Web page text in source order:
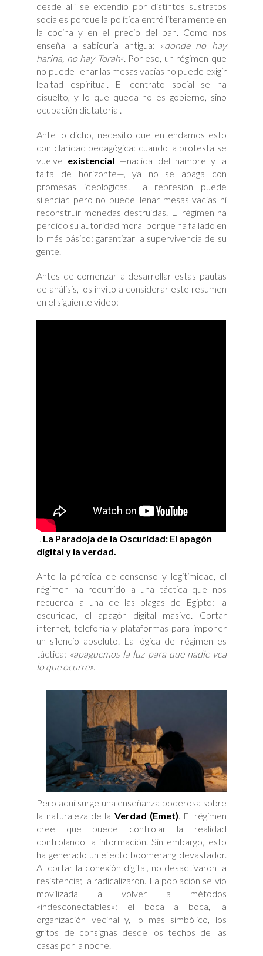
desde allí se extendió por distintos sustratos
sociales porque la política entró literalmente en
la cocina y en el precio del pan. Como nos
enseña la sabiduría antigua: «donde no hay
harina, no hay Torah«. Por eso, un régimen que
no puede llenar las mesas vacías no puede exigir
lealtad espiritual. El contrato social se ha
disuelto, y lo que queda no es gobierno, sino
ocupación dictatorial.
Ante lo dicho, necesito que entendamos esto
con claridad pedagógica: cuando la protesta se
vuelve existencial —nacida del hambre y la
falta de horizonte—, ya no se apaga con
promesas ideológicas. La represión puede
silenciar, pero no puede llenar mesas vacías ni
reconstruir monedas destruidas. El régimen ha
perdido su autoridad moral porque ha fallado en
lo más básico: garantizar la supervivencia de su
gente.
Antes de comenzar a desarrollar estas pautas
de análisis, los invito a considerar este resumen
en el siguiente video:
La Paradoja de la Oscuridad: El apagón
digital y la verdad.
Ante la pérdida de consenso y legitimidad, el
régimen ha recurrido a una táctica que nos
recuerda a una de las plagas de Egipto: la
oscuridad, el apagón digital masivo. Cortar
internet, telefonía y plataformas para imponer
un silencio absoluto. La lógica del régimen es
táctica: «apaguemos la luz para que nadie vea
lo que ocurre».
Pero aquí surge una enseñanza poderosa sobre
la naturaleza de la Verdad (Emet). El régimen
cree que puede controlar la realidad
controlando la información. Sin embargo, esto
ha generado un efecto boomerang devastador.
Al cortar la conexión digital, no desactivaron la
resistencia; la radicalizaron. La población se vio
movilizada a volver a métodos
«indesconectables»: el boca a boca, la
organización vecinal y, lo más simbólico, los
gritos de consignas desde los techos de las
casas por la noche.